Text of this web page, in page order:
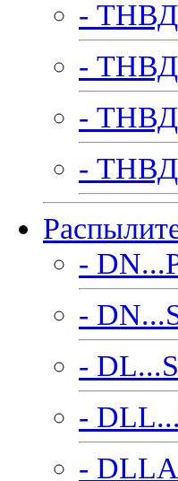
- ТНВД
- ТНВД
- ТНВД
- ТНВД
-
-
-
-
-